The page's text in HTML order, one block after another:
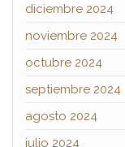
diciembre 2024
noviembre 2024
octubre 2024
septiembre 2024
agosto 2024
julio 2024